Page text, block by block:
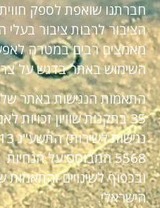
חברתנו שואפת לספק
הציבור לרבות ציבור בעלי
מאמצים רבים במטרה
השימוש באתר בדגש על
התאמות הנגישות באתר
35 בתקנות שוויון
ובכפוף לשינויים
הישראלי.